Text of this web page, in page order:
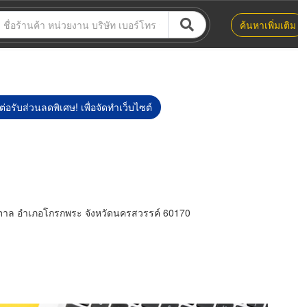
ค้นหาเพิ่มเติม
รับส่วนลดพิเศษ! เพื่อจัดทำเว็บไซต์
ล อำเภอโกรกพระ จังหวัดนครสวรรค์ 60170